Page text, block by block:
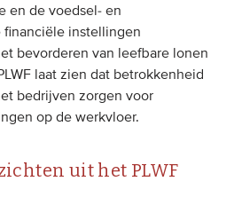
Van de VBDO
leden & partners
Publicaties
en de voedsel- en
financiële instellingen
bevorderen van leefbare lonen
laat zien dat betrokkenheid
bedrijven zorgen voor
op de werkvloer.
uit het PLWF